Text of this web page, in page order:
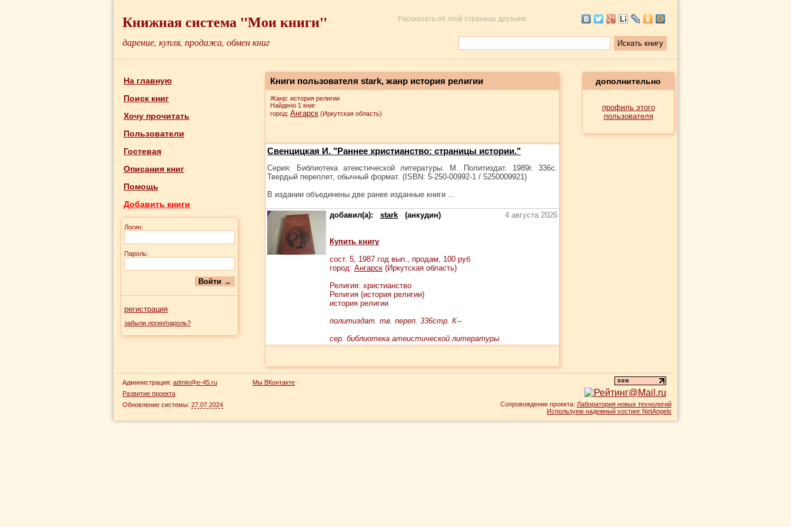
Книжная система "Мои книги" Рассказать об этой странице друзьям:
дарение, купля, продажа, обмен книг
На главную
Поиск книг
Хочу прочитать
Пользователи
Гостевая
Описания книг
Помощь
Добавить книги
Логин:
Пароль:
регистрация
забыли логин/пароль?
Книги пользователя stark, жанр история религии
Жанр: история религии
Найдено 1 книг
город: Ангарск (Иркутская область)
Свенцицкая И. "Раннее христианство: страницы истории."
Серия: Библиотека атеистической литературы. М. Политиздат. 1989г. 336с.
Твердый переплет, обычный формат. (ISBN: 5-250-00992-1 / 5250009921)
В издании объединены две ранее изданные книги ...
добавил(а): stark (анкудин) 4 августа 2026
Купить книгу
сост. 5, 1987 год вып., продам, 100 руб
город: Ангарск (Иркутская область)
Религия: христианство
Религия (история религии)
история религии
политиздат. тв. переп. 336стр. К--
сер. библиотека атеистической литературы
дополнительно
профиль этого
пользователя
Администрация: admin@e-45.ru
Развитие проекта
Обновление системы: 27.07.2024
Мы ВКонтакте
Сопровождение проекта: Лаборатория новых технологий
Используем надежный хостинг NetAngels